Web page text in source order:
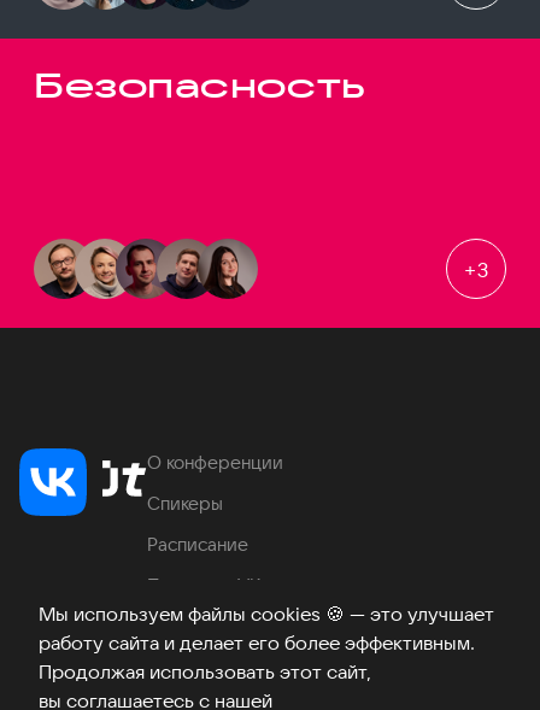
Мы используем файлы cookies 🍪 — это улучшает
работу сайта и делает его более эффективным.
Продолжая использовать этот сайт,
вы соглашаетесь с нашей
Безопасность
+3
О конференции
Спикеры
Расписание
Продукты VK
Место проведения
Часто задаваемые вопросы